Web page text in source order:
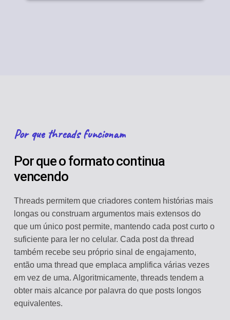
Por que threads funcionam
Por que o formato continua
vencendo
Threads permitem que criadores contem histórias mais
longas ou construam argumentos mais extensos do
que um único post permite, mantendo cada post curto o
suficiente para ler no celular. Cada post da thread
também recebe seu próprio sinal de engajamento,
então uma thread que emplaca amplifica várias vezes
em vez de uma. Algoritmicamente, threads tendem a
obter mais alcance por palavra do que posts longos
equivalentes.